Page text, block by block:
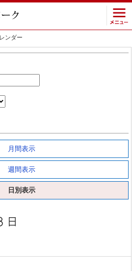
ンダー
月間表示
週間表示
日別表示